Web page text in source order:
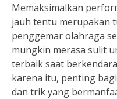
Memaksimalkan
jauh tentu merupakan
penggemar olahraga
mungkin merasa sulit
terbaik saat
karena itu, penting
dan trik yang